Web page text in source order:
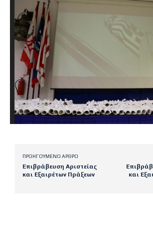
ΠΡΟΗΓΟΎΜΕΝΟ ΆΡΘΡΟ
Επιβράβευση Αριστείας
και Εξαιρέτων Πράξεων
και